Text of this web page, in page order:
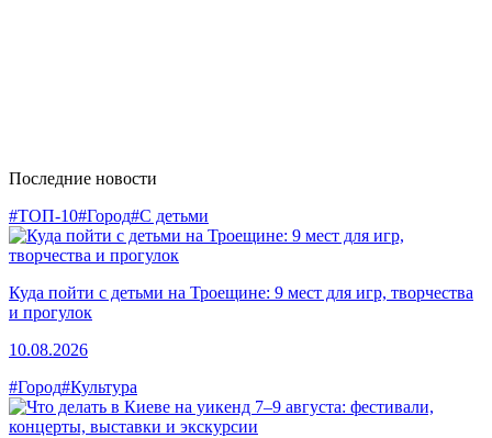
Последние новости
#ТОП-10#Город#С детьми
Куда пойти с детьми на Троещине: 9 мест для игр, творчества
и прогулок
10.08.2026
#Город#Культура